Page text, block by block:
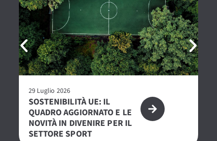
29 Luglio 2026
SOSTENIBILITÀ UE: IL
QUADRO AGGIORNATO E LE
NOVITÀ IN DIVENIRE PER IL
SETTORE SPORT